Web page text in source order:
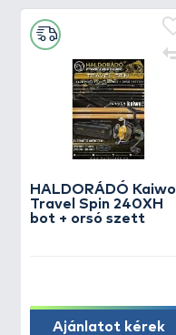
HALDORÁDÓ Kaiwo
Travel Spin 240XH
bot + orsó szett
Ajánlatot kérek